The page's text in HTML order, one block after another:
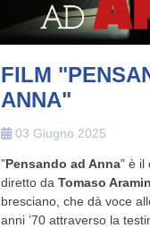
FILM
ANNA"
03 Giugno 2025
"Pensando ad Anna" è il
diretto da Tomaso
bresciano, che dà voce
anni ’70 attraverso la